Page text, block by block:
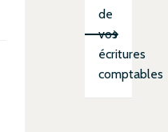
de
vos
écritures
comptables